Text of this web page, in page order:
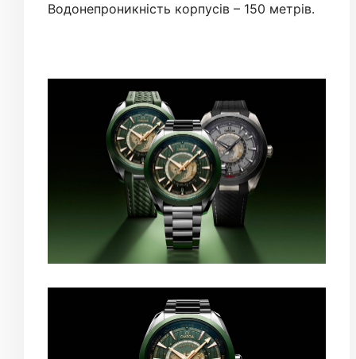
Водонепроникність корпусів – 150 метрів.